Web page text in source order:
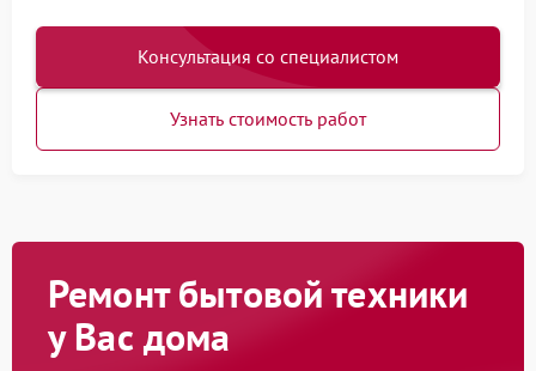
Консультация со специалистом
Узнать стоимость работ
Ремонт бытовой техники
у Вас дома